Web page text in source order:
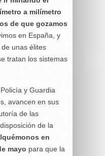
a milímetro
de que gozamos
en España, y
unas élites
tratan los sistemas
y Guardia
avancen en sus
de las
de la
en
mayo para que la